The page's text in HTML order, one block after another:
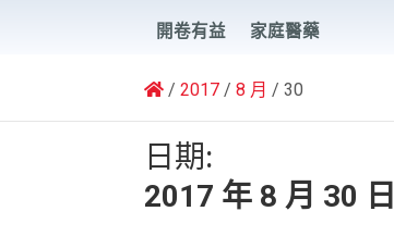
開卷有益 家庭醫藥
2017 8 月 30
日期:
2017 年 8 月 30 日